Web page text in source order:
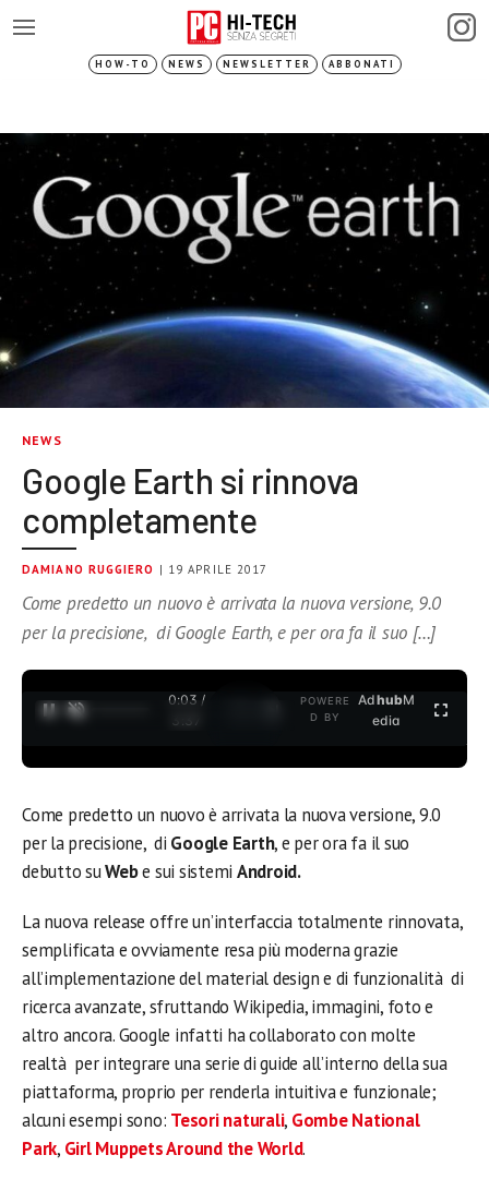
HOW-TO NEWS NEWSLETTER ABBONATI
NEWS
Google Earth si rinnova
completamente
DAMIANO RUGGIERO | 19 APRILE 2017
Come predetto un nuovo è arrivata la nuova versione, 9.0
per la precisione, di Google Earth, e per ora fa il suo […]
0:03 /
3:37
POWERE
D BY
AdhubM
edia
Come predetto un nuovo è arrivata la nuova versione, 9.0
per la precisione, di Google Earth, e per ora fa il suo
debutto suWebe sui sistemi Android.
La nuova release offre un’interfaccia totalmente rinnovata,
semplificata e ovviamente resa più moderna grazie
all’implementazione del material design e di funzionalità di
ricerca avanzate, sfruttando Wikipedia, immagini, foto e
altro ancora. Google infatti ha collaborato con molte
realtà per integrare una serie di guide all’interno della sua
piattaforma, proprio per renderla intuitiva e funzionale;
alcuni esempi sono: Tesori naturali, Gombe National
Park, Girl Muppets Around the World.